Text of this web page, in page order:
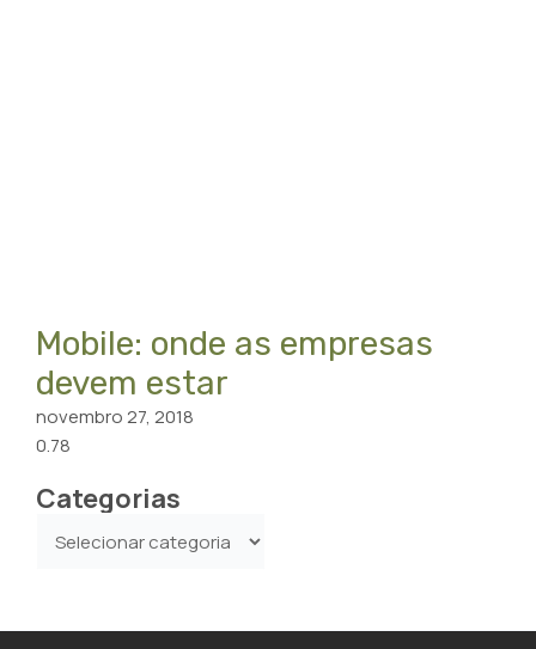
Mobile: onde as empresas
devem estar
novembro 27, 2018
Categorias
Categorias